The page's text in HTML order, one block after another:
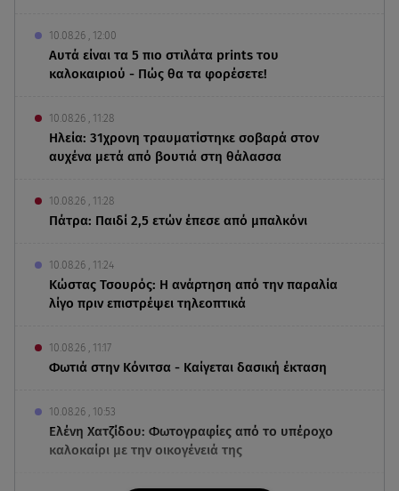
10.08.26 , 12:00
Αυτά είναι τα 5 πιο στιλάτα prints του
καλοκαιριού - Πώς θα τα φορέσετε!
10.08.26 , 11:28
Ηλεία: 31χρονη τραυματίστηκε σοβαρά στον
αυχένα μετά από βουτιά στη θάλασσα
10.08.26 , 11:28
Πάτρα: Παιδί 2,5 ετών έπεσε από μπαλκόνι
10.08.26 , 11:24
Κώστας Τσουρός: Η ανάρτηση από την παραλία
λίγο πριν επιστρέψει τηλεοπτικά
10.08.26 , 11:17
Φωτιά στην Κόνιτσα - Καίγεται δασική έκταση
10.08.26 , 10:53
Ελένη Χατζίδου: Φωτογραφίες από το υπέροχο
καλοκαίρι με την οικογένειά της